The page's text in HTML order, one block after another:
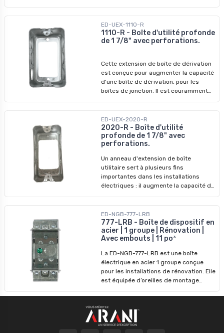
ED-UEX-1110-R
1110-R - Boîte d'utilité profonde
de 1 7/8" avec perforations.
Cette extension de boîte de dérivation
est conçue pour augmenter la capacité
d'une boîte de dérivation, pour les
boîtes de jonction. Il est couramment
commerciales. Caractéristiques
principales : - Matériau : Acier -
Dimensions : H 4 po, L 2-1/8 po, P 1-7/8
po - Volume : 14 po cu - Débouchures : 8
Installation : Spécifiquement conçu
pour être installé sur une autre boîte
pour l'extension - Pas de pince
ED-UEX-2020-R
2020-R - Boîte d'utilité
profonde de 1 7/8" avec
perforations.
Un anneau d'extension de boîte
utilitaire sert à plusieurs fins
importantes dans les installations
électriques : il augmente la capacité de
code. Principales caractéristiques: -
Matériau : Acier - Dimensions : H 4 po, L
2-3/8 po, P 1-7/8 po - Volume : 16,5 po
cu - Débouchures : 8 débouchures pour
conçu pour une installation sur un autre
boitier pour extension - Pas de pince
ED-NGB-777-LRB
777-LRB - Boîte de dispositif en
acier | 1 groupe | Rénovation |
Avec embouts | 11 po³
La ED-NGB-777-LRB est une boîte
électrique en acier 1 groupe conçue
pour les installations de rénovation. Elle
est équipée d’oreilles de montage
sur des cloisons sèches ou des murs
finis. Cette boîte comprend une pince
Loomex préinstallée, un embout
détachable au fond et quatre sorties